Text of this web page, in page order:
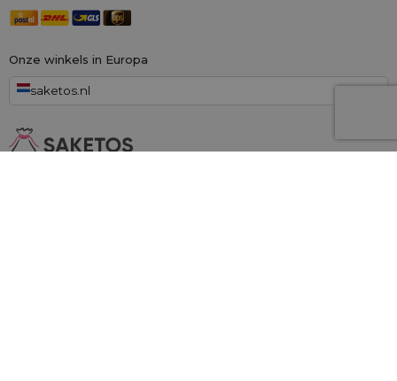
Onze winkels in Europa
saketos.nl